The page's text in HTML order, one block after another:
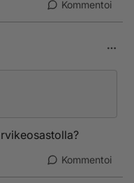
Kommentoi
Kommentoi